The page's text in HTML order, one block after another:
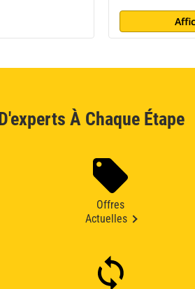
À Chaque Étape
Offres
Actuelles